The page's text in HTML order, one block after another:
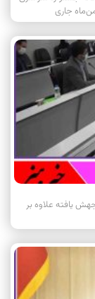
یافته علاوه بر